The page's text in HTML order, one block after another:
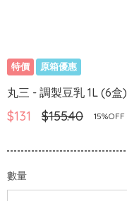
特價 原箱優惠
丸三 - 調製豆乳 1L (6盒)
$131 $155.40 15%OFF
數量